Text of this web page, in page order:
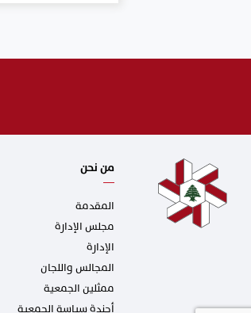
من نحن
المقدمة
مجلس الإدارة
الإدارة
المجالس واللجان
ممثلين الجمعية
أجندة سياسة الجمعية